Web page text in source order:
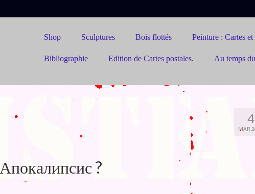
Shop Sculptures Bois flottés Peinture : Cartes
Bibliographie Edition de Cartes postales. Au temps
4
MAR
Апокалипсис ?